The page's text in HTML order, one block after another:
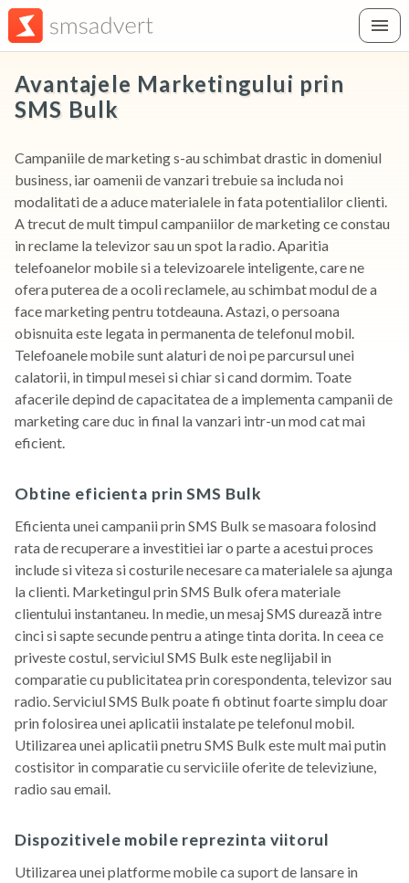
Avantajele Marketingului prin
SMS Bulk
Campaniile de marketing s-au schimbat drastic in domeniul
business, iar oamenii de vanzari trebuie sa includa noi
modalitati de a aduce materialele in fata potentialilor clienti.
A trecut de mult timpul campaniilor de marketing ce constau
in reclame la televizor sau un spot la radio. Aparitia
telefoanelor mobile si a televizoarele inteligente, care ne
ofera puterea de a ocoli reclamele, au schimbat modul de a
face marketing pentru totdeauna. Astazi, o persoana
obisnuita este legata in permanenta de telefonul mobil.
Telefoanele mobile sunt alaturi de noi pe parcursul unei
calatorii, in timpul mesei si chiar si cand dormim. Toate
afacerile depind de capacitatea de a implementa campanii de
marketing care duc in final la vanzari intr-un mod cat mai
eficient.
Obtine eficienta prin SMS Bulk
Eficienta unei campanii prin SMS Bulk se masoara folosind
rata de recuperare a investitiei iar o parte a acestui proces
include si viteza si costurile necesare ca materialele sa ajunga
la clienti. Marketingul prin SMS Bulk ofera materiale
clientului instantaneu. In medie, un mesaj SMS durează intre
cinci si sapte secunde pentru a atinge tinta dorita. In ceea ce
priveste costul, serviciul SMS Bulk este neglijabil in
comparatie cu publicitatea prin corespondenta, televizor sau
radio. Serviciul SMS Bulk poate fi obtinut foarte simplu doar
prin folosirea unei aplicatii instalate pe telefonul mobil.
Utilizarea unei aplicatii pnetru SMS Bulk este mult mai putin
costisitor in comparatie cu serviciile oferite de televiziune,
radio sau email.
Dispozitivele mobile reprezinta viitorul
Utilizarea unei platforme mobile ca suport de lansare in